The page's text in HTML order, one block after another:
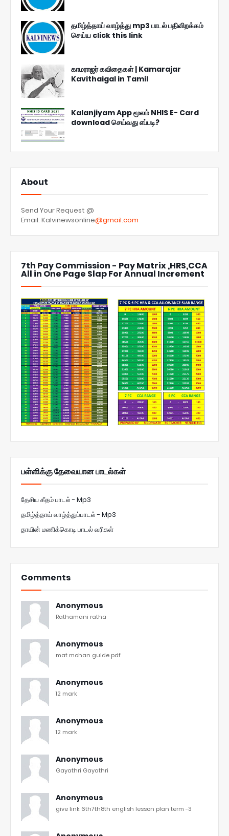
தமிழ்த்தாய் வாழ்த்து mp3 பாடல் பதிவிறக்கம்
செய்ய click this link
காமராஜர் கவிதைகள் | Kamarajar
Kavithaigal in Tamil
Kalanjiyam App மூலம் NHIS E- Card
download செய்வது எப்படி?
About
Send Your Request @
Email: Kalvinewsonline@gmail.com
7th Pay Commission - Pay Matrix ,HRS,CCA
All in One Page Slap For Annual Increment
பள்ளிக்கு தேவையான பாடல்கள்
தேசிய கீதம் பாடல் - Mp3
தமிழ்த்தாய் வாழ்த்துப்பாடல் - Mp3
தாயின் மணிக்கொடி பாடல் வரிகள்
Comments
Anonymous
Rathamani ratha
Anonymous
mat mohan guide pdf
Anonymous
12 mark
Anonymous
12 mark
Anonymous
Gayathri Gayathri
Anonymous
give link 6th7th8th english lesson plan term -3